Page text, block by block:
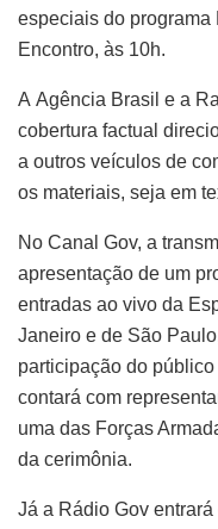
especiais do programa
Encontro, às 10h.
A Agência Brasil e a
cobertura factual
a outros veículos de
os materiais, seja em
No Canal Gov, a
apresentação de um
entradas ao vivo da
Janeiro e de São
participação do
contará com
uma das Forças
da cerimônia.
Já a Rádio Gov